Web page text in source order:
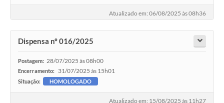
Atualizado em: 06/08/2025 às 08h36
Dispensa nº 016/2025
Postagem: 28/07/2025 às 08h00
Encerramento: 31/07/2025 às 15h01
Situação: HOMOLOGADO
Atualizado em: 15/08/2025 às 11h27